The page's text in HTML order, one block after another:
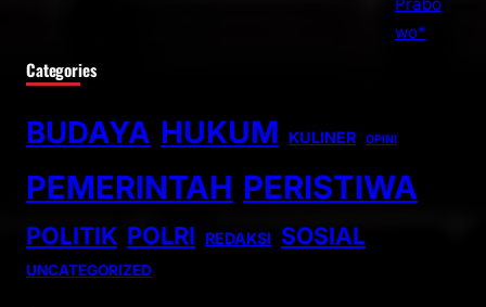
Categories
BUDAYA HUKUM KULINER OPINI
PEMERINTAH PERISTIWA
POLITIK POLRI REDAKSI SOSIAL
UNCATEGORIZED